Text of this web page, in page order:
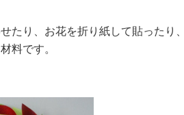
たり、お花を折り紙して貼ったり、
料です。